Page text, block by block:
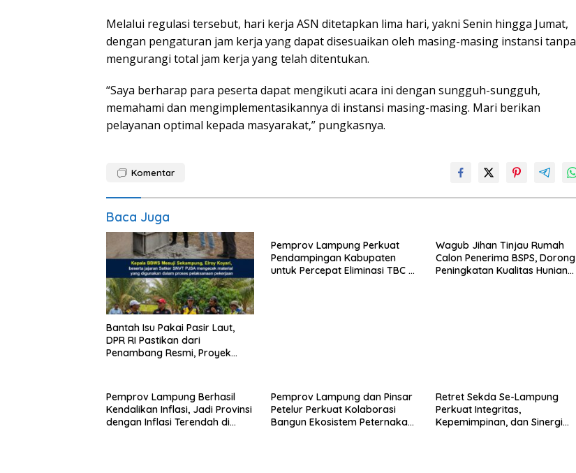
Melalui regulasi tersebut, hari kerja ASN ditetapkan lima hari, yakni Senin hingga Jumat,
dengan pengaturan jam kerja yang dapat disesuaikan oleh masing-masing instansi tanpa
mengurangi total jam kerja yang telah ditentukan.
“Saya berharap para peserta dapat mengikuti acara ini dengan sungguh-sungguh,
memahami dan mengimplementasikannya di instansi masing-masing. Mari berikan
pelayanan optimal kepada masyarakat,” pungkasnya.
Komentar
Baca Juga
Bantah Isu Pakai Pasir Laut,
DPR RI Pastikan dari
Penambang Resmi, Proyek
Pemprov Lampung Perkuat
Pendampingan Kabupaten
untuk Percepat Eliminasi TBC di
Wagub Jihan Tinjau Rumah
Calon Penerima BSPS, Dorong
Peningkatan Kualitas Hunian
Pemprov Lampung Berhasil
Kendalikan Inflasi, Jadi Provinsi
dengan Inflasi Terendah di
Pemprov Lampung dan Pinsar
Petelur Perkuat Kolaborasi
Bangun Ekosistem Peternakan
Retret Sekda Se-Lampung
Perkuat Integritas,
Kepemimpinan, dan Sinergi